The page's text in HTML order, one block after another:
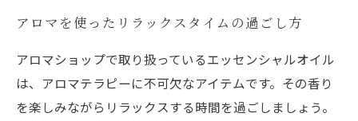
アロマを使ったリラックスタイムの過ごし方
アロマショップで取り扱っているエッセンシャルオイル
は、アロマテラピーに不可欠なアイテムです。その香り
を楽しみながらリラックスする時間を過ごしましょう。